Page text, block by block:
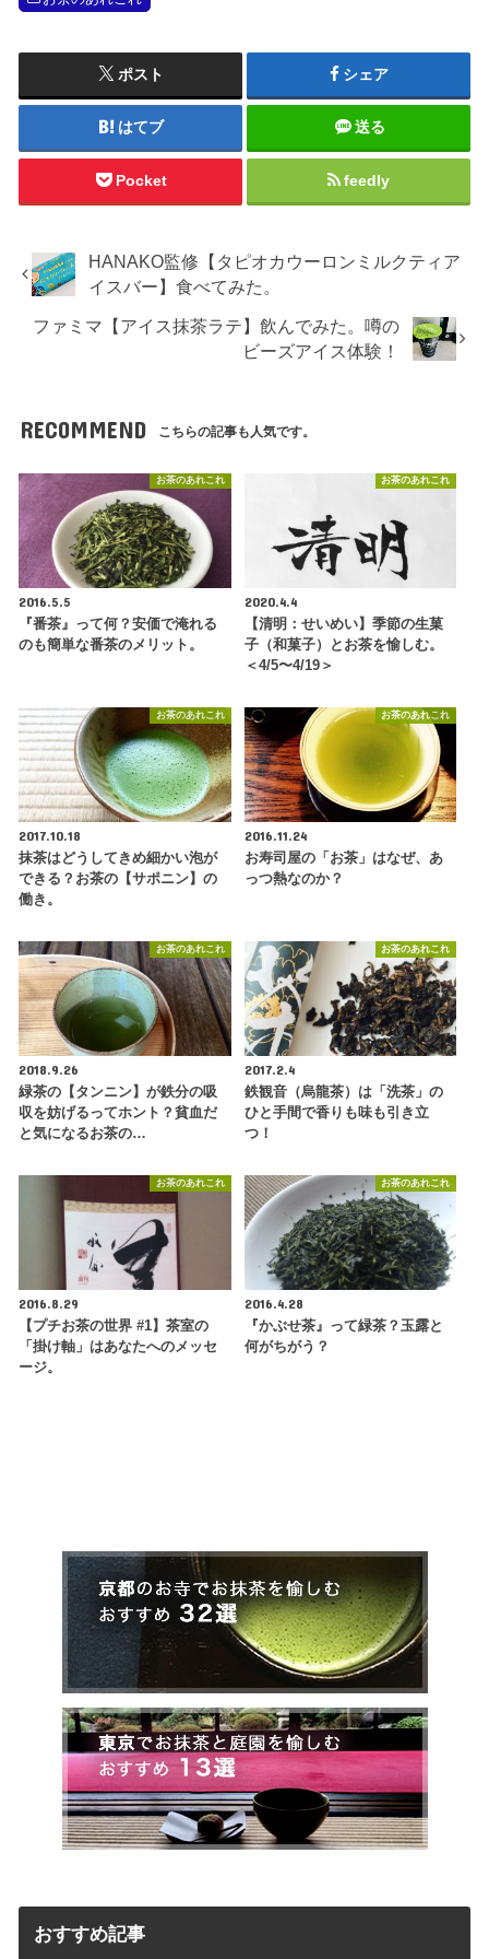
ポスト シェア
はてブ 送る
Pocket feedly
HANAKO監修【タピオカウーロンミルクティア
イスバー】食べてみた。
ファミマ【アイス抹茶ラテ】飲んでみた。噂の
ビーズアイス体験！
RECOMMEND こちらの記事も人気です。
お茶のあれこれ
2016.5.5
『番茶』って何？安価で淹れる
のも簡単な番茶のメリット。
お茶のあれこれ
2020.4.4
【清明：せいめい】季節の生菓
子（和菓子）とお茶を愉しむ。
＜4/5〜4/19＞
お茶のあれこれ
2017.10.18
抹茶はどうしてきめ細かい泡が
できる？お茶の【サポニン】の
働き。
お茶のあれこれ
2016.11.24
お寿司屋の「お茶」はなぜ、あ
っつ熱なのか？
お茶のあれこれ
2018.9.26
緑茶の【タンニン】が鉄分の吸
収を妨げるってホント？貧血だ
と気になるお茶の…
お茶のあれこれ
2017.2.4
鉄観音（烏龍茶）は「洗茶」の
ひと手間で香りも味も引き立
つ！
お茶のあれこれ
2016.8.29
【プチお茶の世界 #1】茶室の
「掛け軸」はあなたへのメッセ
ージ。
お茶のあれこれ
2016.4.28
『かぶせ茶』って緑茶？玉露と
何がちがう？
おすすめ記事